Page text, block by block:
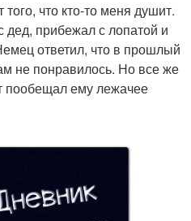
что кто-то меня душит.
дед, прибежал с лопатой и
ответил, что в прошлый
не понравилось. Но все же
пообещал ему лежачее